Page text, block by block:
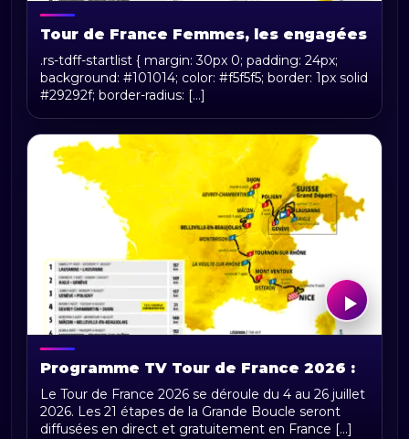
Tour de France Femmes, les engagées
.rs-tdff-startlist { margin: 30px 0; padding: 24px;
background: #101014; color: #f5f5f5; border: 1px solid
#29292f; border-radius: [...]
Programme TV Tour de France 2026 :
horaires, chaînes et diffusion en direct
Le Tour de France 2026 se déroule du 4 au 26 juillet
2026. Les 21 étapes de la Grande Boucle seront
diffusées en direct et gratuitement en France [...]